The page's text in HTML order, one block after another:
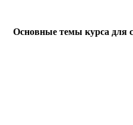
Основные темы курса для